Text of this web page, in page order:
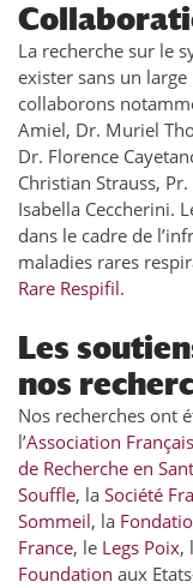
La recherche sur le
exister sans un
collaborons
Amiel, Dr. Muriel
Dr. Florence
Christian Strauss,
Isabella Ceccherini.
dans le cadre de
maladies rares
Rare Respifil.
Les
nos
Nos recherches ont
l’Association
de Recherche en
Souffle, la Société
Sommeil, la
France, le Legs Poix,
Foundation aux